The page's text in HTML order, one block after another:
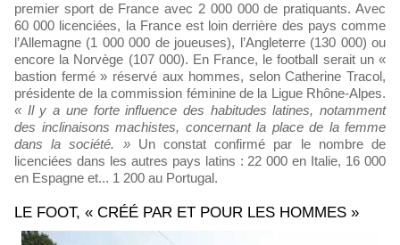
premier sport de France avec 2 000 000 de pratiquants. Avec
60 000 licenciées, la France est loin derrière des pays comme
l’Allemagne (1 000 000 de joueuses), l’Angleterre (130 000) ou
encore la Norvège (107 000). En France, le football serait un «
bastion fermé » réservé aux hommes, selon Catherine Tracol,
présidente de la commission féminine de la Ligue Rhône-Alpes.
« Il y a une forte influence des habitudes latines, notamment
des inclinaisons machistes, concernant la place de la femme
dans la société. »Un constat confirmé par le nombre de
licenciées dans les autres pays latins : 22 000 en Italie, 16 000
en Espagne et... 1 200 au Portugal.
LE FOOT, « CRÉÉ PAR ET POUR LES HOMMES »